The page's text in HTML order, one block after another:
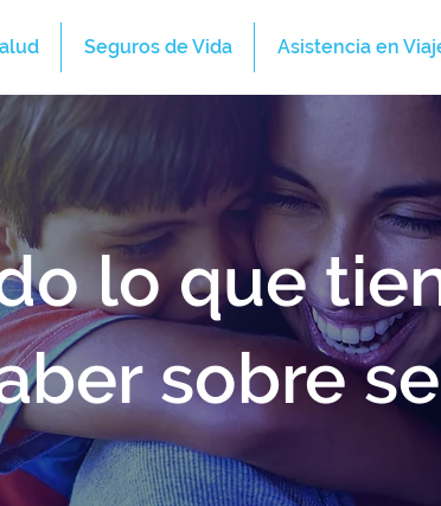
Seguros de Vida Asistencia en
lo que
sobre